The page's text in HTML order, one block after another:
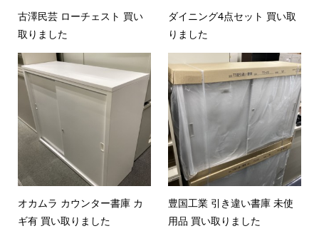
古澤民芸 ローチェスト 買い
取りました
ダイニング4点セット 買い取
りました
オカムラ カウンター書庫 カ
ギ有 買い取りました
豊国工業 引き違い書庫 未使
用品 買い取りました